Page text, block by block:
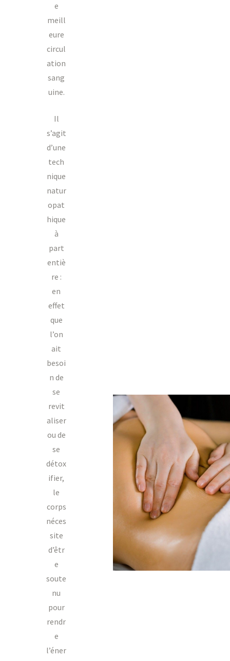
e
meill
eure
circul
ation
sang
uine.
Il
s’agit
d’une
tech
nique
natur
opat
hique
à
part
entiè
re :
en
effet
que
l’on
ait
besoi
n de
se
revit
aliser
ou de
se
détox
ifier,
le
corps
néces
site
d’êtr
e
soute
nu
pour
rendr
e
l’éner